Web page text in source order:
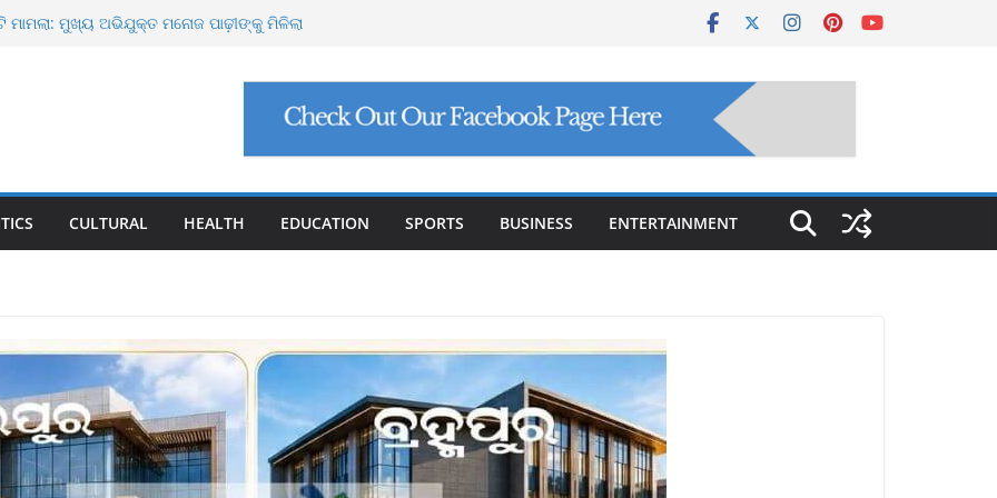
ମାଗିଲେ ଉନ୍ନୟନ କମିଶନର, ସଚିବଙ୍କୁ କଠୋର
ନିଯୁକ୍ତି ଠକେଇ, ମୁଖ୍ୟ ପ୍ରଶାସକଙ୍କ ଦସ୍ତଖତ ଜାଲ୍
ସୁପ୍ରିମକୋର୍ଟଙ୍କ ବଡ଼ ନିର୍ଦ୍ଦେଶ
୮ ଗ୍ରାମ ସୁନା-ଶାଢ଼ୀ, ଏଆଇ ପ୍ରଶିକ୍ଷଣ ପାଇଁ ୫
CULTURAL HEALTH EDUCATION SPORTS BUSINESS ENTERTAINMENT